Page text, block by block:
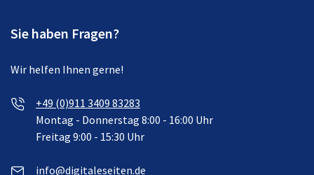
Sie haben Fragen?
Wir helfen Ihnen gerne!
+49 (0)911 3409 83283
Montag - Donnerstag 8:00 - 16:00 Uhr
Freitag 9:00 - 15:30 Uhr
info@digitaleseiten.de